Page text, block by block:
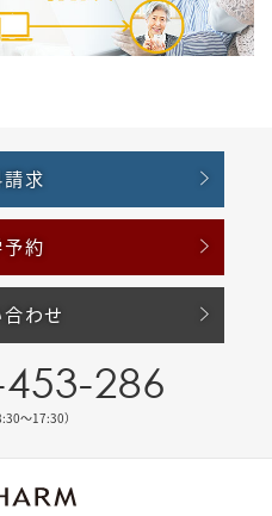
求
予約
わせ
286
〜17:30）